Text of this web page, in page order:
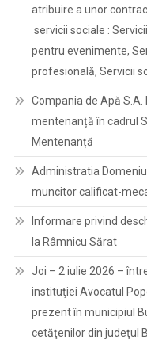
atribuire a unor
servicii sociale :
pentru evenimente,
profesională, Servicii
Compania de Apă
mentenanță în cadrul
Mentenanță
Administratia
muncitor calificat-
Informare privind
la Râmnicu Sărat
Joi – 2 iulie 2026 –
instituţiei Avocatul
prezent în municipiul
cetăţenilor din judeţul